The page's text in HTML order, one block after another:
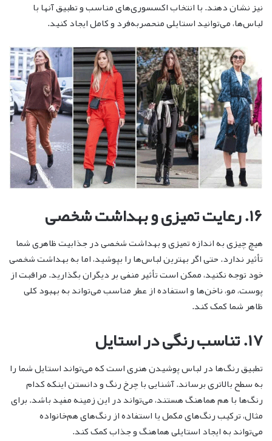
نیز نشان دهند. با انتخاب اکسسوری‌های مناسب و تطبیق آنها با
لباس‌ها، می‌توانید استایلی منحصربه‌فرد و کامل ایجاد کنید.
۱۶. رعایت تمیزی و بهداشت شخصی
هیچ چیزی به اندازه تمیزی و بهداشت شخصی در جذابیت ظاهری شما
تأثیر ندارد. حتی اگر بهترین لباس‌ها را بپوشید، اما به بهداشت شخصی
خود توجه نکنید، ممکن است تأثیر منفی بر دیگران بگذارید. مراقبت از
پوست، مو، ناخن‌ها و استفاده از عطر مناسب می‌تواند به بهبود کلی
ظاهر شما کمک کند.
۱۷. تناسب رنگی در استایل
تطبیق رنگ‌ها در لباس پوشیدن هنری است که می‌تواند استایل شما را
به سطح بالاتری برساند. آشنایی با چرخ رنگ و دانستن اینکه کدام
رنگ‌ها با هم هماهنگ هستند، می‌تواند در این زمینه مفید باشد. برای
مثال، ترکیب رنگ‌های مکمل یا استفاده از رنگ‌های هم‌خانواده
می‌تواند به ایجاد استایلی هماهنگ و جذاب کمک کند.